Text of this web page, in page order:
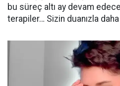
bu süreç altı ay devam
terapiler… Sizin duanızla daha